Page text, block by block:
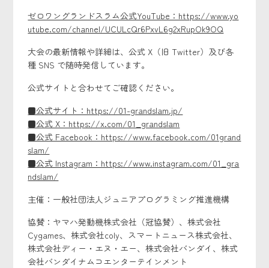
ゼロワングランドスラム公式YouTube：https://www.yo
utube.com/channel/UCULcQr6PxvL6g2xRupOk9OQ
大会の最新情報や詳細は、公式 X（旧 Twitter）及び各
種 SNS で随時発信しています。
公式サイトと合わせてご確認ください。
■公式サイト：https://01-grandslam.jp/
■公式 X：https://x.com/01_grandslam
■公式 Facebook：https://www.facebook.com/01grand
slam/
■公式 Instagram：https://www.instagram.com/01_gra
ndslam/
主催：一般社団法人ジュニアプログラミング推進機構
協賛：ヤマハ発動機株式会社（冠協賛）、株式会社
Cygames、株式会社coly、スマートニュース株式会社、
株式会社ディー・エヌ・エー、株式会社バンダイ、株式
会社バンダイナムコエンターテインメント